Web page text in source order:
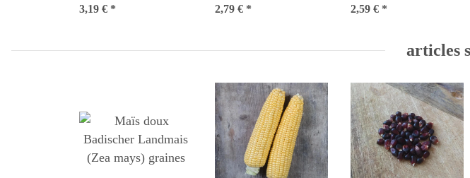
mays) biologique
3,19 € *
maxima) Bio
2,79 € * 2,59 € *
articles